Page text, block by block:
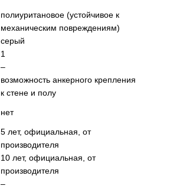
полиуритановое (устойчивое к
механическим повреждениям)
серый
1
–
возможность анкерного крепления
к стене и полу
нет
5 лет, официальная, от
производителя
10 лет, официальная, от
производителя
–